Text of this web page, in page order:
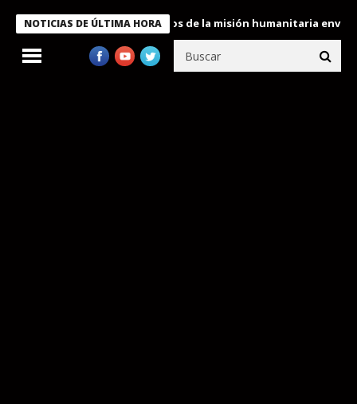
NOTICIAS DE ÚLTIMA HORA
condecora a miembros de la misión humanitaria enviada a